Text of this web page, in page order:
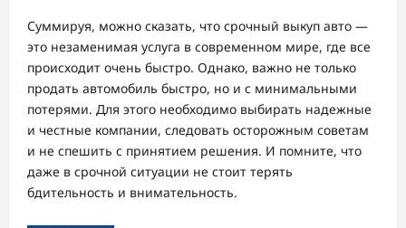
Суммируя, можно сказать, что срочный выкуп авто —
это незаменимая услуга в современном мире, где все
происходит очень быстро. Однако, важно не только
продать автомобиль быстро, но и с минимальными
потерями. Для этого необходимо выбирать надежные
и честные компании, следовать осторожным советам
и не спешить с принятием решения. И помните, что
даже в срочной ситуации не стоит терять
бдительность и внимательность.